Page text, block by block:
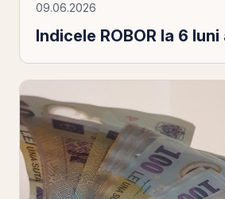
09.06.2026
Indicele ROBOR la 6